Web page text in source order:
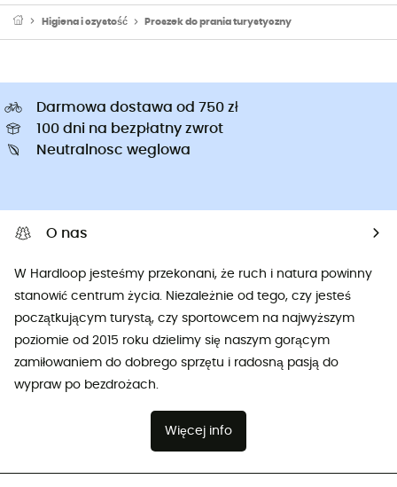
Higiena i czystość Proszek do prania turystyczny
Darmowa dostawa od 750 zł
100 dni na bezpłatny zwrot
Neutralnosc weglowa
O nas
W Hardloop jesteśmy przekonani, że ruch i natura powinny
stanowić centrum życia. Niezależnie od tego, czy jesteś
początkującym turystą, czy sportowcem na najwyższym
poziomie od 2015 roku dzielimy się naszym gorącym
zamiłowaniem do dobrego sprzętu i radosną pasją do
wypraw po bezdrożach.
Więcej info